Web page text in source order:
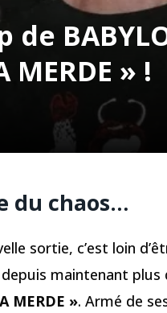
MERDE » !
du chaos…
sortie, c’est loin
maintenant plus
MERDE ». Armé de